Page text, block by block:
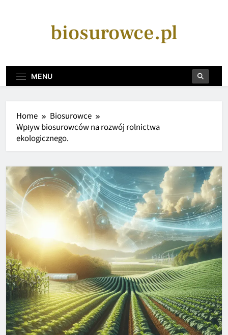
biosurowce.pl
MENU
Home
Biosurowce
Wpływ biosurowców na rozwój rolnictwa
ekologicznego.